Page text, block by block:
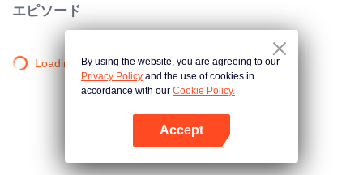
エピソード
Loading…By using the website, you are agreeing to our
Privacy Policy and the use of cookies in
accordance with our Cookie Policy.
Accept